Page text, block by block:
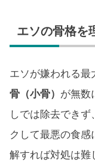
エソの骨格を
エソが嫌われる最
骨（小骨） が無数
しでは除去でき
クして最悪の食
解すれば対処は難